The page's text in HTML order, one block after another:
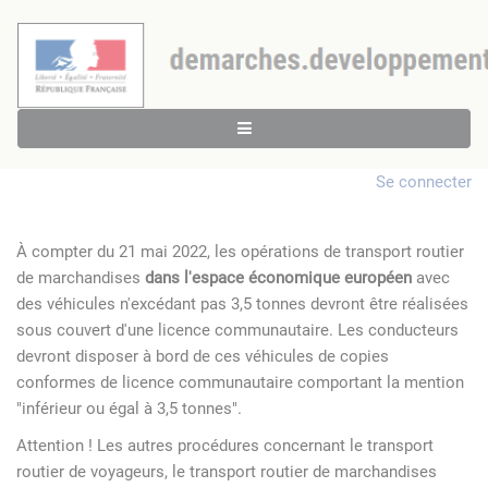
Se connecter
À compter du 21 mai 2022, les opérations de transport routier
de marchandises dans l'espace économique européen avec
des véhicules n'excédant pas 3,5 tonnes devront être réalisées
sous couvert d'une licence communautaire. Les conducteurs
devront disposer à bord de ces véhicules de copies
conformes de licence communautaire comportant la mention
"inférieur ou égal à 3,5 tonnes".
Attention ! Les autres procédures concernant le transport
routier de voyageurs, le transport routier de marchandises